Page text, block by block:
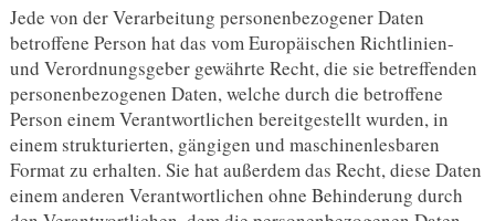
Jede von der Verarbeitung personenbezogener Daten
betroffene Person hat das vom Europäischen Richtlinien-
und Verordnungsgeber gewährte Recht, die sie betreffenden
personenbezogenen Daten, welche durch die betroffene
Person einem Verantwortlichen bereitgestellt wurden, in
einem strukturierten, gängigen und maschinenlesbaren
Format zu erhalten. Sie hat außerdem das Recht, diese Daten
einem anderen Verantwortlichen ohne Behinderung durch